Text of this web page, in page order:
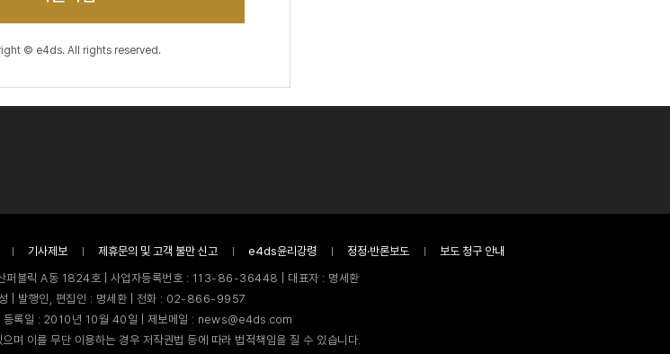
© e4ds. All rights reserved.
기사제보 제휴문의 및 고객 불만 신고 e4ds윤리강령 정정·반론보도
보도 청구 안내
퍼블릭 A동 1824호 | 사업자등록번호 : 113-86-36448 | 대표자 : 명세환
성 | 발행인, 편집인 : 명세환 | 전화 : 02-866-9957
등록일 : 2010년 10월 40일 | 제보메일 : news@e4ds.com
며 이를 무단 이용하는 경우 저작권법 등에 따라 법적책임을 질 수 있습니다.